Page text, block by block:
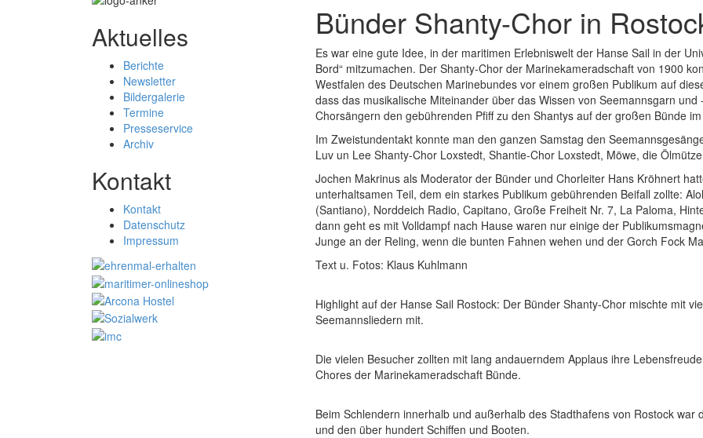
Aktuelles
Berichte
Newsletter
Bildergalerie
Termine
Presseservice
Archiv
Kontakt
Kontakt
Datenschutz
Impressum
Bünder Shanty-Chor in
Es war eine gute Idee, in der maritimen Erlebniswelt der Hanse Sail in der
Bord“ mitzumachen. Der Shanty-Chor der Marinekameradschaft von 1900
Westfalen des Deutschen Marinebundes vor einem großen Publikum auf
dass das musikalische Miteinander über das Wissen von Seemannsgarn
Chorsängern den gebührenden Pfiff zu den Shantys auf der großen Bünde
Im Zweistundentakt konnte man den ganzen Samstag den
Luv un Lee Shanty-Chor Loxstedt, Shantie-Chor Loxstedt, Möwe, die
Jochen Makrinus als Moderator der Bünder und Chorleiter Hans Kröhnert
unterhaltsamen Teil, dem ein starkes Publikum gebührenden Beifall zollte:
(Santiano), Norddeich Radio, Capitano, Große Freiheit Nr. 7, La Paloma,
dann geht es mit Volldampf nach Hause waren nur einige der
Junge an der Reling, wenn die bunten Fahnen wehen und der Gorch Fock
Text u. Fotos: Klaus Kuhlmann
Highlight auf der Hanse Sail Rostock: Der Bünder Shanty-Chor mischte mit
Seemannsliedern mit.
Die vielen Besucher zollten mit lang andauerndem Applaus ihre
Chores der Marinekameradschaft Bünde.
Beim Schlendern innerhalb und außerhalb des Stadthafens von Rostock
und den über hundert Schiffen und Booten.